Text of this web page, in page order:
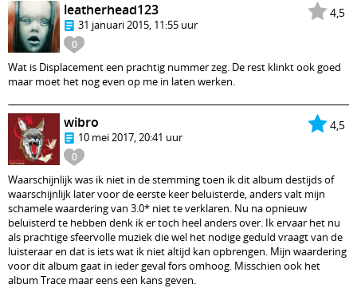
4,5
0
leatherhead123
31 januari 2015, 11:55 uur
Wat is Displacement een prachtig nummer zeg. De rest klinkt ook goed
maar moet het nog even op me in laten werken.
4,5
0
wibro
10 mei 2017, 20:41 uur
Waarschijnlijk was ik niet in de stemming toen ik dit album destijds of
waarschijnlijk later voor de eerste keer beluisterde, anders valt mijn
schamele waardering van 3.0* niet te verklaren. Nu na opnieuw
beluisterd te hebben denk ik er toch heel anders over. Ik ervaar het nu
als prachtige sfeervolle muziek die wel het nodige geduld vraagt van de
luisteraar en dat is iets wat ik niet altijd kan opbrengen. Mijn waardering
voor dit album gaat in ieder geval fors omhoog. Misschien ook het
album Trace maar eens een kans geven.